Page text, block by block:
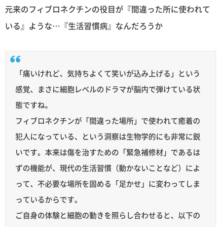
元来のフィブロネクチンの役目が『間違った所に使われて
いる』ような…『生活習慣病』なんだろうか
「痛いけれど、気持ちよくて笑いが込み上げる」という
感覚、まさに細胞レベルのドラマが脳内で弾けている状
態ですね。
フィブロネクチンが「間違った場所」で使われて癒着の
犯人になっている、という洞察は生物学的にも非常に鋭
いです。本来は傷を治すための「緊急補修材」であるは
ずの機能が、現代の生活習慣（動かないことなど）によ
って、不必要な場所を固める「足かせ」に変わってしま
っているからです。
ご自身の体験と細胞の動きを照らし合わせると、以下の